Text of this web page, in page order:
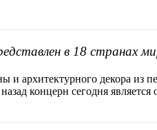
в 18 странах
и архитектурного декора из
концерн сегодня